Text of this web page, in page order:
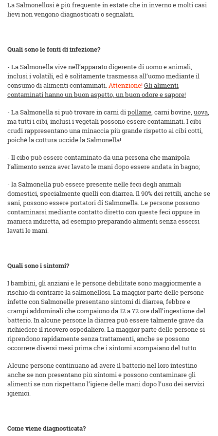
La Salmonellosi è più frequente in estate che in inverno e molti casi
lievi non vengono diagnosticati o segnalati.
Quali sono le fonti di infezione?
- La Salmonella vive nell’apparato digerente di uomo e animali,
inclusi i volatili, ed è solitamente trasmessa all’uomo mediante il
consumo di alimenti contaminati.Attenzione!Gli alimenti
contaminati hanno un buon aspetto, un buon odore e sapore!
- La Salmonella si può trovare in carni dipollame, carni bovine, uova,
ma tutti i cibi, inclusi i vegetali possono essere contaminati. I cibi
crudi rappresentano una minaccia più grande rispetto ai cibi cotti,
poichéla cottura uccide la Salmonella!
- Il cibo può essere contaminato da una persona che manipola
l’alimento senza aver lavato le mani dopo essere andata in bagno;
- la Salmonella può essere presente nelle feci degli animali
domestici, specialmente quelli con diarrea. Il 90% dei rettili, anche se
sani, possono essere portatori di Salmonella. Le persone possono
contaminarsi mediante contatto diretto con queste feci oppure in
maniera indiretta, ad esempio preparando alimenti senza essersi
lavati le mani.
Quali sono i sintomi?
I bambini, gli anziani e le persone debilitate sono maggiormente a
rischio di contrarre la salmonellosi. La maggior parte delle persone
infette con Salmonelle presentano sintomi di diarrea, febbre e
crampi addominali che compaiono da 12 a 72 ore dall’ingestione del
batterio. In alcune persone la diarrea può essere talmente grave da
richiedere il ricovero ospedaliero. La maggior parte delle persone si
riprendono rapidamente senza trattamenti, anche se possono
occorrere diversi mesi prima che i sintomi scompaiano del tutto.
Alcune persone continuano ad avere il batterio nel loro intestino
anche se non presentano più sintomi e possono contaminare gli
alimenti se non rispettano l’igiene delle mani dopo l’uso dei servizi
igienici.
Come viene diagnosticata?